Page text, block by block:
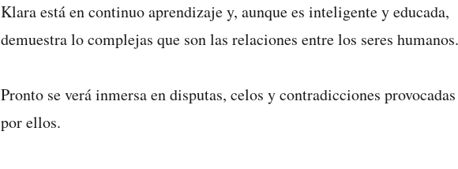
Klara está en continuo aprendizaje y, aunque es inteligente y educada,
demuestra lo complejas que son las relaciones entre los seres humanos.
Pronto se verá inmersa en disputas, celos y contradicciones provocadas
por ellos.